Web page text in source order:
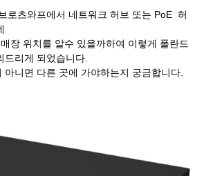
로츠와프에서 네트워크 허브 또는 PoE 허
장 위치를 알수 있을까하여 이렇게 폴란드
드리게 되었습니다.
아니면 다른 곳에 가야하는지 궁금합니다.